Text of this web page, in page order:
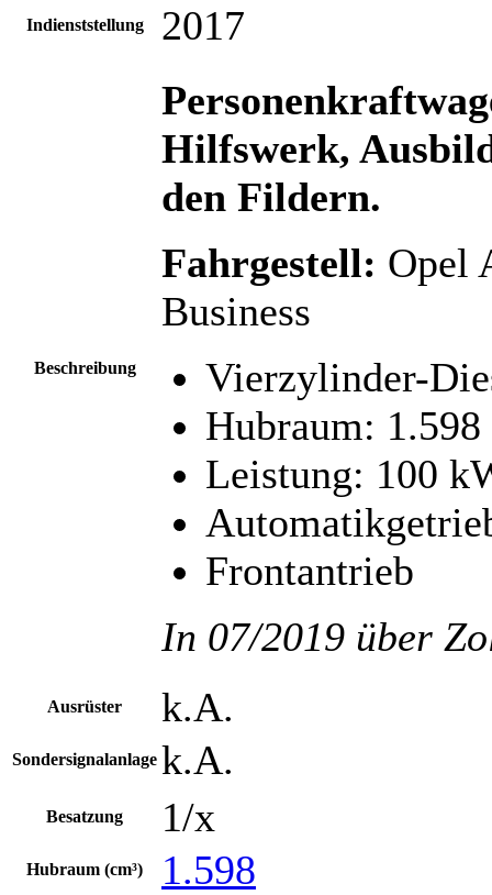
Indienststellung 2017
Beschreibung
Hilfswerk,
den Fildern.
Fahrgestell: Opel
Business
Vierzylinder-
Hubraum: 1.598
Leistung: 100
Frontantrieb
In 07/2019 über
Ausrüster k.A.
Sondersignalanlage k.A.
Besatzung 1/x
Hubraum (cm³) 1.598